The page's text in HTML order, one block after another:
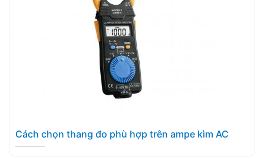
Cách chọn thang đo phù hợp trên ampe kìm AC